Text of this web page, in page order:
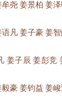
尧 姜景柏 姜
凡 姜子豪 姜
姜子辰 姜彭
豪 姜钧益 姜